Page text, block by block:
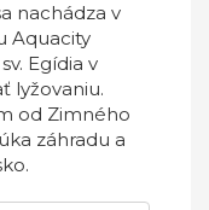
nachádza v
Aquacity
Egídia v
lyžovaniu.
od Zimného
záhradu a